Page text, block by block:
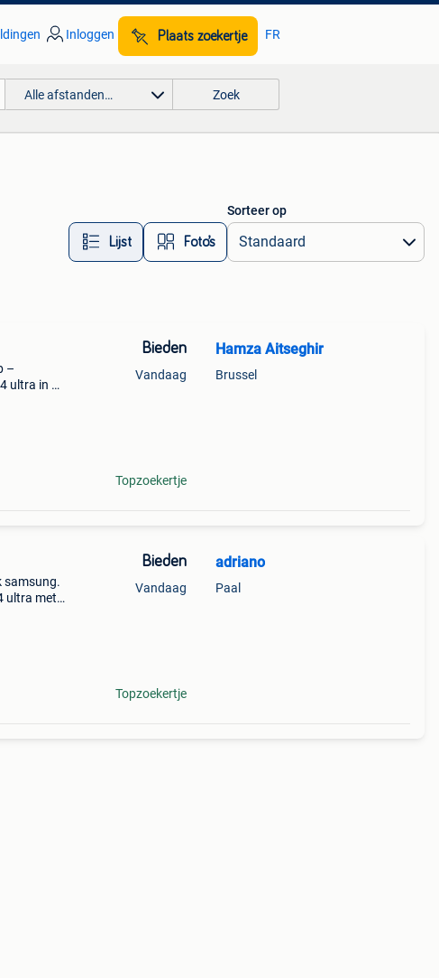
Inloggen Plaats zoekertje FR
Alle afstanden… Zoek
Lijst Foto’s
Sorteer op
–
ultra in de
Bieden
Vandaag
Topzoekertje
Hamza Aitseghir
Brussel
samsung.
ultra met
Bieden
Vandaag
Topzoekertje
adriano
Paal